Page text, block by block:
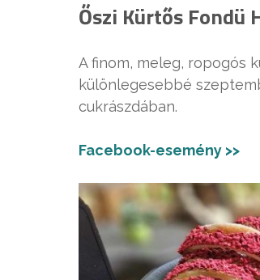
Őszi Kürtős Fondü
A finom, meleg, ropogós
különlegesebbé
cukrászdában.
Facebook-esemény >>